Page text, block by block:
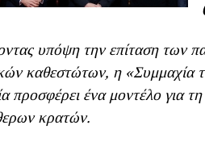
υπόψη την επίταση των
καθεστώτων, η «Συμμαχία
προσφέρει ένα μοντέλο για
κρατών.